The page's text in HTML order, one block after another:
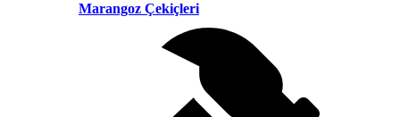
Marangoz Çekiçleri